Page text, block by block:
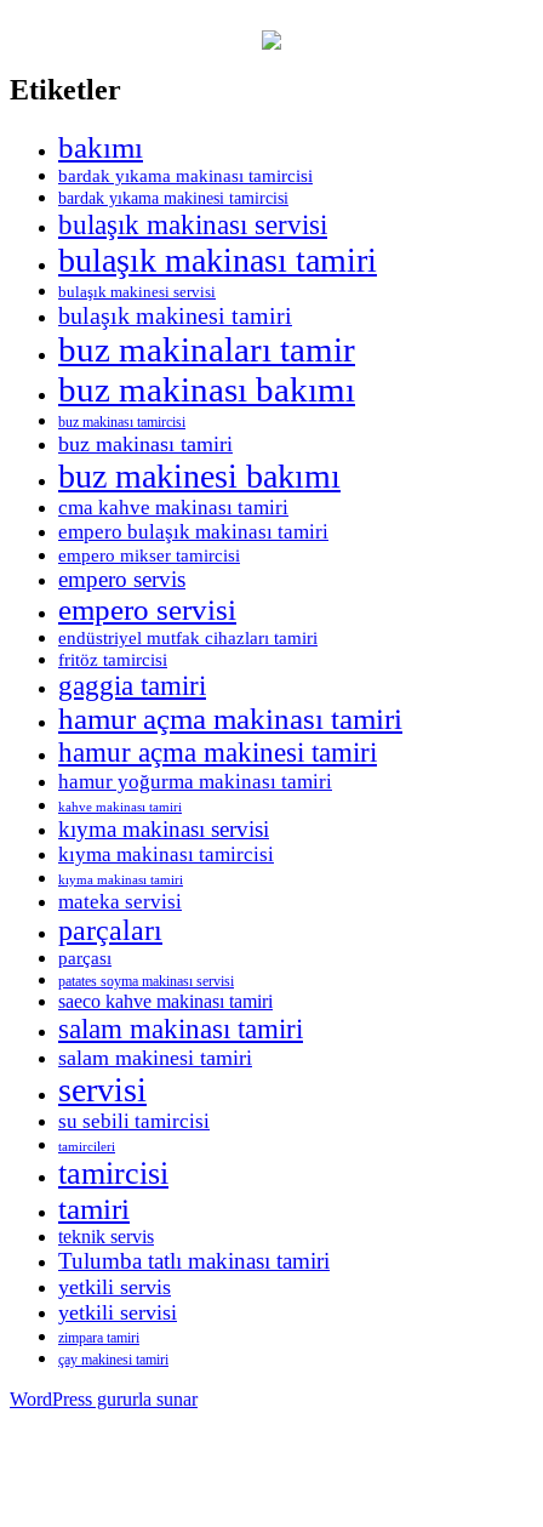
Etiketler
bakımı
bardak yıkama makinası tamircisi
bardak yıkama makinesi tamircisi
bulaşık makinası servisi
bulaşık makinası tamiri
bulaşık makinesi servisi
bulaşık makinesi tamiri
buz makinaları tamir
buz makinası bakımı
buz makinası tamircisi
buz makinası tamiri
buz makinesi bakımı
cma kahve makinası tamiri
empero bulaşık makinası tamiri
empero mikser tamircisi
empero servis
empero servisi
endüstriyel mutfak cihazları tamiri
fritöz tamircisi
gaggia tamiri
hamur açma makinası tamiri
hamur açma makinesi tamiri
hamur yoğurma makinası tamiri
kahve makinası tamiri
kıyma makinası servisi
kıyma makinası tamircisi
kıyma makinası tamiri
mateka servisi
parçaları
parçası
patates soyma makinası servisi
saeco kahve makinası tamiri
salam makinası tamiri
salam makinesi tamiri
servisi
su sebili tamircisi
tamircileri
tamircisi
tamiri
teknik servis
Tulumba tatlı makinası tamiri
yetkili servis
yetkili servisi
zimpara tamiri
çay makinesi tamiri
WordPress gururla sunar